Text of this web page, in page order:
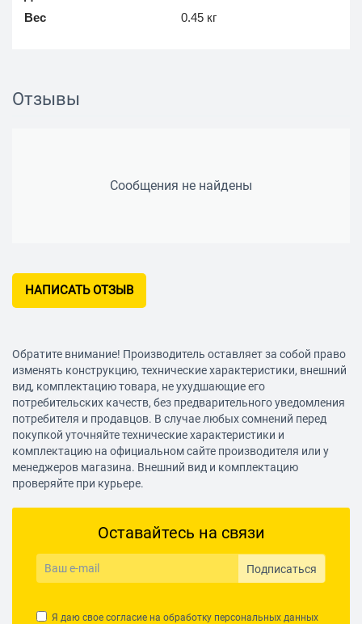
Вес
0.45 кг
Отзывы
Сообщения не найдены
НАПИСАТЬ ОТЗЫВ
Обратите внимание! Производитель оставляет за собой право
изменять конструкцию, технические характеристики, внешний
вид, комплектацию товара, не ухудшающие его
потребительских качеств, без предварительного уведомления
потребителя и продавцов. В случае любых сомнений перед
покупкой уточняйте технические характеристики и
комплектацию на официальном сайте производителя или у
менеджеров магазина. Внешний вид и комплектацию
проверяйте при курьере.
Оставайтесь на связи
Подписаться
Я даю свое согласие на обработку персональных данных